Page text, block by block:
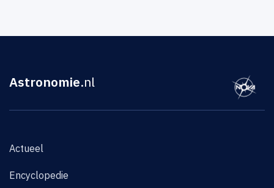
Astronomie.nl
Actueel
Encyclopedie